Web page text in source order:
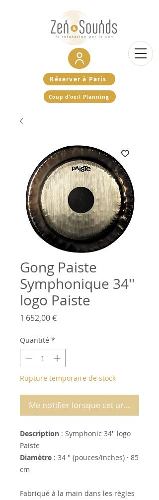
Réserver à Paris
Coup d'oeil Planning
Gong Paiste
Symphonique 34''
logo Paiste
1 652,00 €Prix
Quantité *
Rupture temporaire de stock
Me notifier lorsque cet article est
Description : Symphonic 34'' logo
Paiste
Diamètre : 34 '' (pouces/inches) · 85
cm
Fabriqué à la main dans les règles